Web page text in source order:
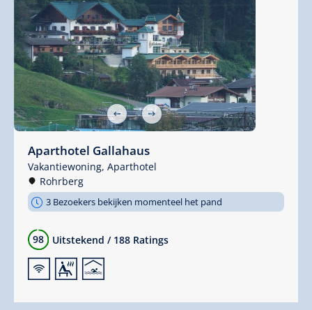
Aparthotel Gallahaus
Vakantiewoning, Aparthotel
Rohrberg
3 Bezoekers bekijken momenteel het pand
98 Uitstekend / 188 Ratings
🜉🗔🅤